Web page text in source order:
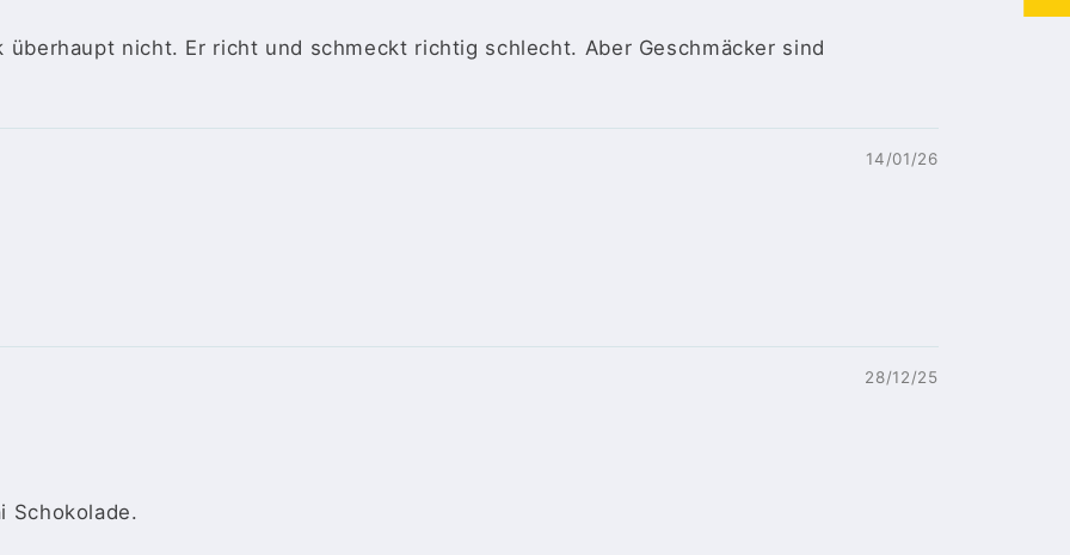
nicht. Er richt und schmeckt richtig schlecht. Aber Geschmäcker sind
14/01/26
28/12/25
Schokolade.